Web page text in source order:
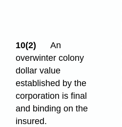
10(2)
An
overwinter colony
dollar value
established by the
corporation is final
and binding on the
insured.